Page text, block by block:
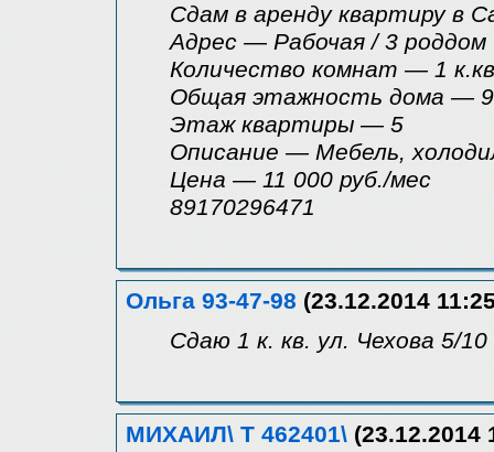
Сдам в аренду квартиру в
Адрес — Рабочая / 3 роддом
Количество комнат — 1
Общая этажность дома — 9
Этаж квартиры — 5
Описание — Мебель,
Цена — 11 000 руб./мес
89170296471
Ольга 93-47-98 (23.12.2014
Сдаю 1 к. кв. ул. Чехова 5/
МИХАИЛ\ Т 462401\ (23.12.2014